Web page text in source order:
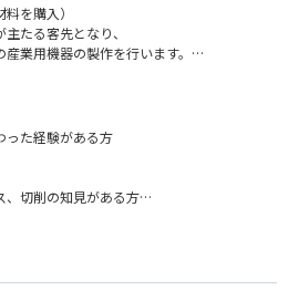
を購入）
たる客先となり、
業用機器の製作を行います。
で製品に携われます。
った経験がある方
、切削の知見がある方
った経験のある方